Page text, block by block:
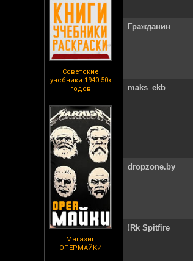
Советские
учебники 1940-50х
годов
Магазин
ОПЕРМАЙКИ
Гражданин
maks_ekb
dropzone.by
!Rk Spitfire